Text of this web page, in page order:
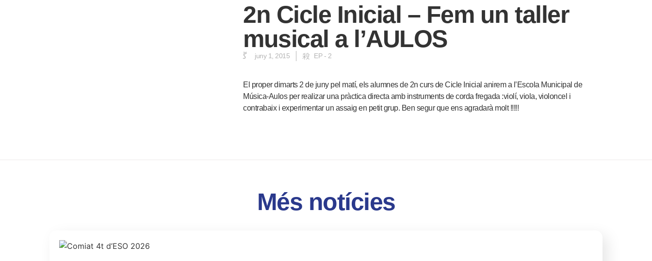
2n Cicle Inicial – Fem un taller
musical a l’AULOS
juny 1, 2015 EP - 2
El proper dimarts 2 de juny pel matí, els alumnes de 2n curs de Cicle Inicial anirem a l’Escola Municipal de
Música-Aulos per realizar una pràctica directa amb instruments de corda fregada :violí, viola, violoncel i
contrabaix i experimentar un assaig en petit grup. Ben segur que ens agradarà molt !!!!!
Més notícies